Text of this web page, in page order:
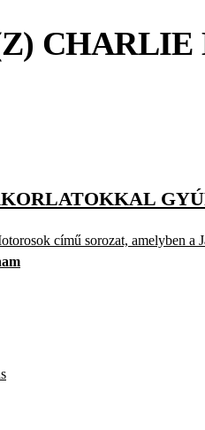
CHARLIE
című sorozat, amelyben a